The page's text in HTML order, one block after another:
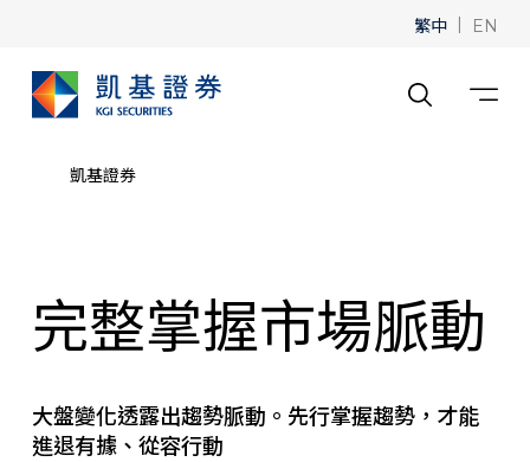
繁中 | EN
凱基證券
完整掌握市場脈動
大盤變化透露出趨勢脈動。先行掌握趨勢，才能
進退有據、從容行動